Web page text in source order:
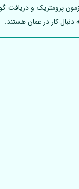
کار در عمان هستند.